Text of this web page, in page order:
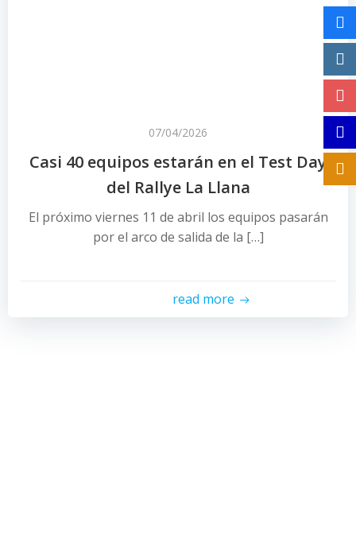
07/04/2026
Casi 40 equipos estarán en el Test Day
del Rallye La Llana
El próximo viernes 11 de abril los equipos pasarán
por el arco de salida de la […]
read more